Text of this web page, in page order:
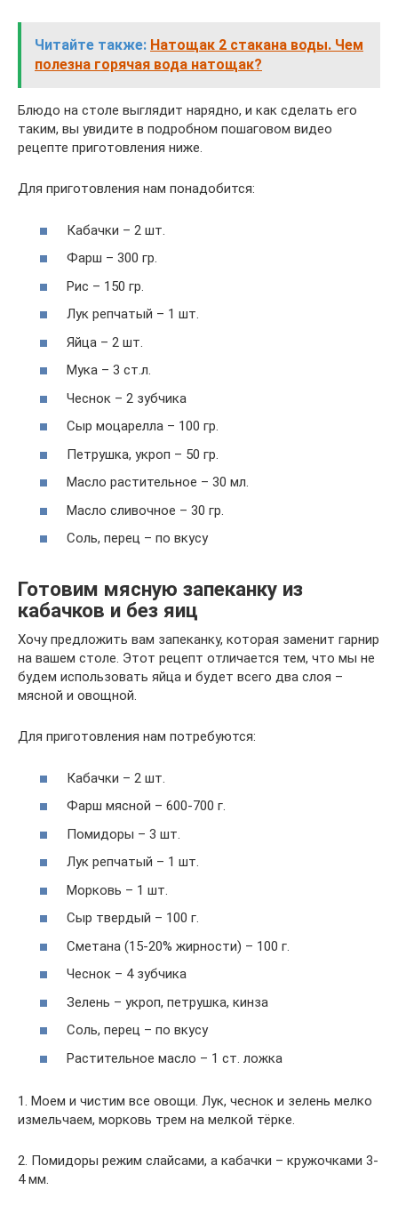
Читайте также: Натощак 2 стакана воды. Чем
полезна горячая вода натощак?
Блюдо на столе выглядит нарядно, и как сделать его
таким, вы увидите в подробном пошаговом видео
рецепте приготовления ниже.
Для приготовления нам понадобится:
Кабачки – 2 шт.
Фарш – 300 гр.
Рис – 150 гр.
Лук репчатый – 1 шт.
Яйца – 2 шт.
Мука – 3 ст.л.
Чеснок – 2 зубчика
Сыр моцарелла – 100 гр.
Петрушка, укроп – 50 гр.
Масло растительное – 30 мл.
Масло сливочное – 30 гр.
Соль, перец – по вкусу
Готовим мясную запеканку из
кабачков и без яиц
Хочу предложить вам запеканку, которая заменит гарнир
на вашем столе. Этот рецепт отличается тем, что мы не
будем использовать яйца и будет всего два слоя –
мясной и овощной.
Для приготовления нам потребуются:
Кабачки – 2 шт.
Фарш мясной – 600-700 г.
Помидоры – 3 шт.
Лук репчатый – 1 шт.
Морковь – 1 шт.
Сыр твердый – 100 г.
Сметана (15-20% жирности) – 100 г.
Чеснок – 4 зубчика
Зелень – укроп, петрушка, кинза
Соль, перец – по вкусу
Растительное масло ­– 1 ст. ложка
1. Моем и чистим все овощи. Лук, чеснок и зелень мелко
измельчаем, морковь трем на мелкой тёрке.
2. Помидоры режим слайсами, а кабачки – кружочками 3-
4 мм.